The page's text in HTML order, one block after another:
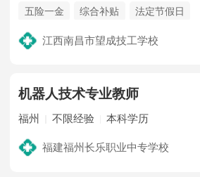
五险一金 综合补贴 法定节假日
江西南昌市望成技工学校
机器人技术专业教师
福州 不限经验 本科学历
福建福州长乐职业中专学校